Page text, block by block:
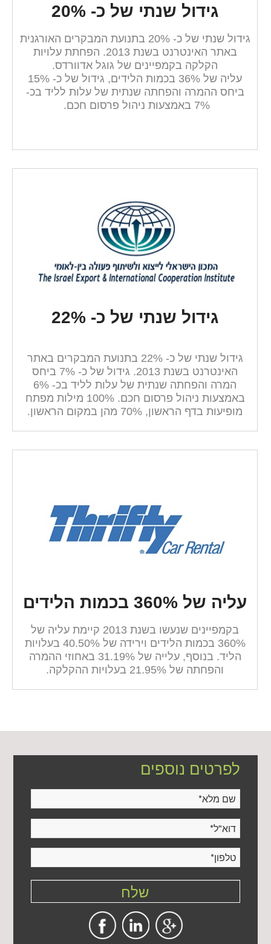
גידול שנתי של כ- 20%
גידול שנתי של כ- 20% בתנועת המבקרים האורגנית
באתר האינטרנט בשנת 2013. הפחתת עלויות
הקלקה בקמפיינים של גוגל אדוורדס.
עליה של 36% בכמות הלידים, גידול של כ- 15%
ביחס ההמרה והפחתה שנתית של עלות לליד בכ-
7% באמצעות ניהול פרסום חכם.
גידול שנתי של כ- 22%
גידול שנתי של כ- 22% בתנועת המבקרים באתר
האינטרנט בשנת 2013. גידול של כ- 7% ביחס
המרה והפחתה שנתית של עלות לליד בכ- 6%
באמצעות ניהול פרסום חכם. 100% מילות מפתח
מופיעות בדף הראשון, 70% מהן במקום הראשון.
עליה של 360% בכמות הלידים
בקמפיינים שנעשו בשנת 2013 קיימת עליה של
360% בכמות הלידים וירידה של 40.50% בעלויות
הליד. בנוסף, עלייה של 31.19% באחוזי ההמרה
והפחתה של 21.95% בעלויות ההקלקה.
לפרטים נוספים
שם מלא*
דוא"ל*
טלפון*
שלח